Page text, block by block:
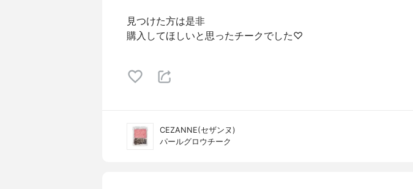
見つけた方は是非
購入してほしいと思ったチークでした♡
CEZANNE(セザンヌ)
パールグロウチーク